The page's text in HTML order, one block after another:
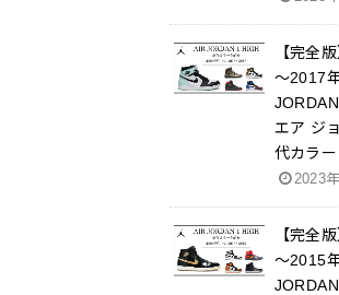
【完全
～2017
エア ジ
代カラ
2023
【完全
～2015